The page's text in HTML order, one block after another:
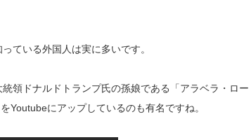
ている外国人は実に多いです。
領ドナルドトランプ氏の孫娘である「アラベラ・ロー
Youtubeにアップしているのも有名ですね。